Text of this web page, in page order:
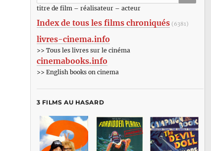
:titre de film – réalisateur – acteur
Index de tous les films chroniqués (6381)
livres-cinema.info
>> Tous les livres sur le cinéma
cinemabooks.info
>> English books on cinema
3 FILMS AU HASARD